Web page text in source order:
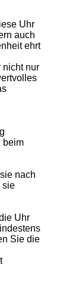
Uhr
auch
ehrt
nicht nur
beim
nach
sie
Uhr
Sie die